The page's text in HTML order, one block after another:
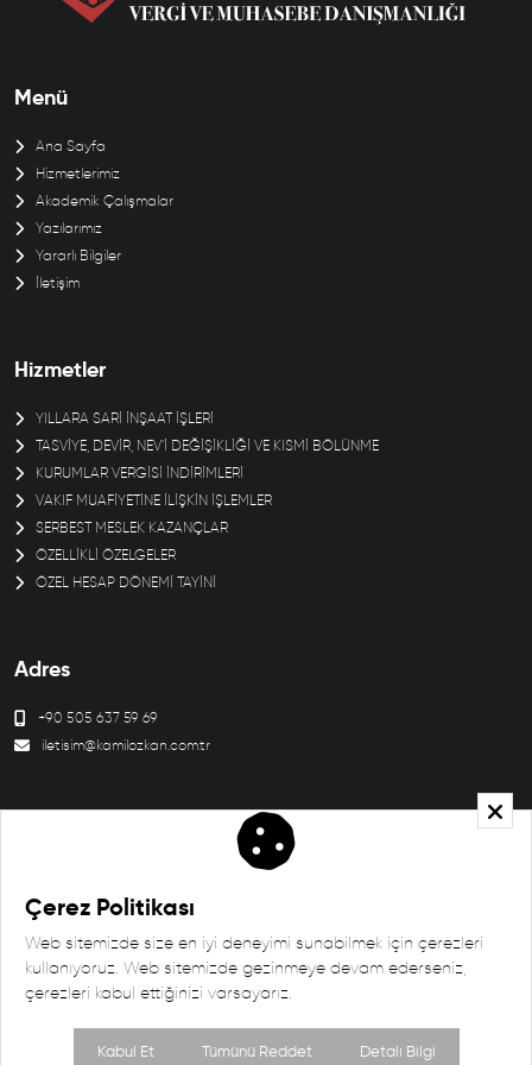
Menü
Ana Sayfa
Hizmetlerimiz
Akademik Çalışmalar
Yazılarımız
Yararlı Bilgiler
İletişim
Hizmetler
YILLARA SARİ İNŞAAT İŞLERİ
TASVİYE, DEVİR, NEV’İ DEĞİŞİKLİĞİ VE KISMİ BÖLÜNME
KURUMLAR VERGİSİ İNDİRİMLERİ
VAKIF MUAFİYETİNE İLİŞKİN İŞLEMLER
SERBEST MESLEK KAZANÇLAR
ÖZELLİKLİ ÖZELGELER
ÖZEL HESAP DÖNEMİ TAYİNİ
Adres
+90 505 637 59 69
iletisim@kamilozkan.com.tr
Çerez Politikası
Copyright © 2026 - Saruhan Web Ajans | Tüm Hakları Saklıdır
Çerez Politikası
Web sitemizde size en iyi deneyimi sunabilmek için çerezleri
kullanıyoruz. Web sitemizde gezinmeye devam ederseniz,
çerezleri kabul ettiğinizi varsayarız.
Kabul Et Tümünü Reddet Detalı Bilgi